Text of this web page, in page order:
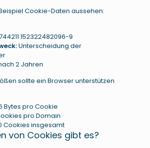
Cookie-Daten aussehen:
9
Unterscheidung der
2 Jahren
sollte ein Browser unterstützen
Bytes pro Cookie
pro Domain
Cookies insgesamt
von Cookies gibt es?